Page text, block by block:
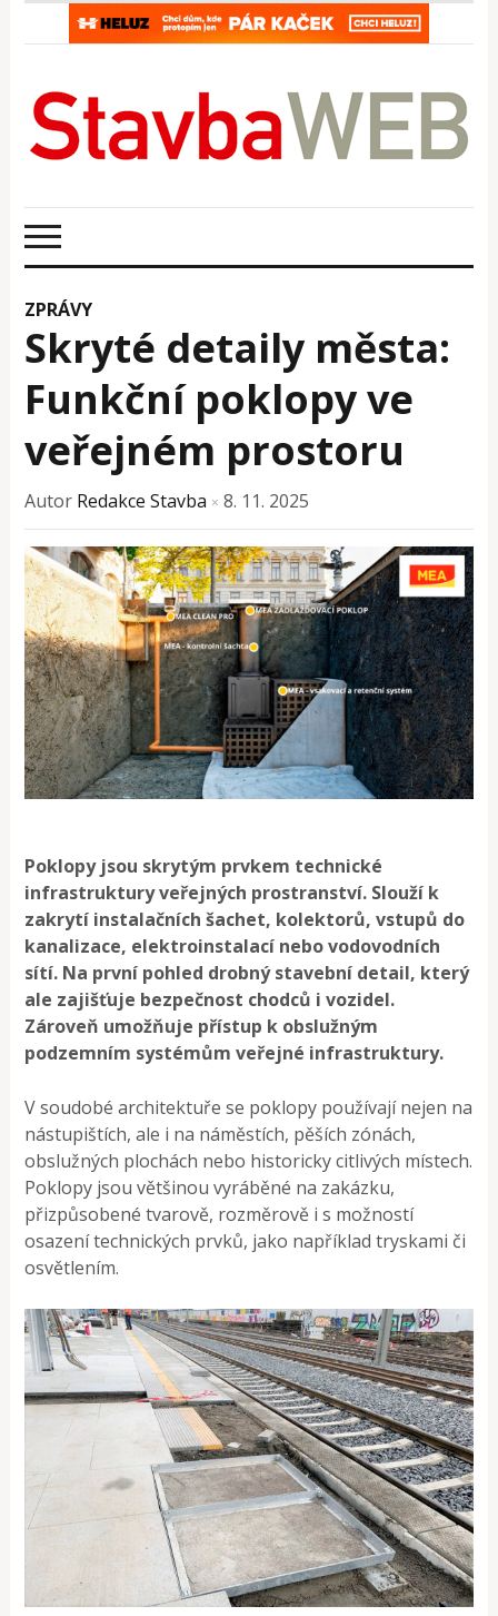
ZPRÁVY
Skryté detaily města:
Funkční poklopy ve
veřejném prostoru
Autor Redakce Stavba × 8. 11. 2025
Poklopy jsou skrytým prvkem technické
infrastruktury veřejných prostranství. Slouží k
zakrytí instalačních šachet, kolektorů, vstupů do
kanalizace, elektroinstalací nebo vodovodních
sítí. Na první pohled drobný stavební detail, který
ale zajišťuje bezpečnost chodců i vozidel.
Zároveň umožňuje přístup k obslužným
podzemním systémům veřejné infrastruktury.
V soudobé architektuře se poklopy používají nejen na
nástupištích, ale i na náměstích, pěších zónách,
obslužných plochách nebo historicky citlivých místech.
Poklopy jsou většinou vyráběné na zakázku,
přizpůsobené tvarově, rozměrově i s možností
osazení technických prvků, jako například tryskami či
osvětlením.